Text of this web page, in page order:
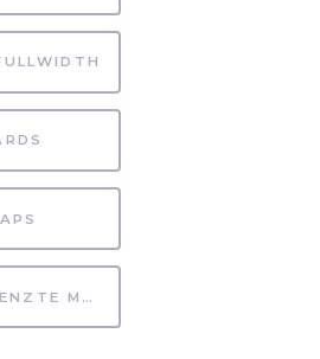
UNBEGRENZTE MÖGLICHKEITEN